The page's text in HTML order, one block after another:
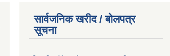
सार्वजनिक खरीद / बोलपत्र
सूचना